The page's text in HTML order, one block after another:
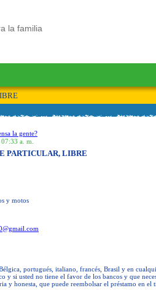
la familia
la gente?
a. m.
PARTICULAR, LIBRE
y motos
portugués, italiano, francés, Brasil y en
y si usted no tiene el favor de los bancos y que
y honesta, que puede reembolsar el préstamo en